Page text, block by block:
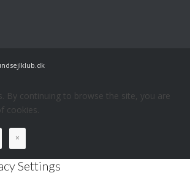
By continuing to browse the site, you are
cookies.
×
Settings